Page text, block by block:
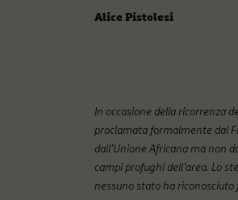
Alice Pistolesi
In occasione della ricorrenza
proclamata formalmente dal
dall’Unione Africana ma non
campi profughi dell’area. Lo
nessuno stato ha riconosciuto